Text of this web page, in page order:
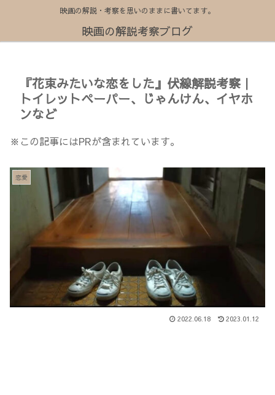
映画の解説・考察を思いのままに書いてます。
映画の解説考察ブログ
『花束みたいな恋をした』伏線解説考察｜
トイレットペーパー、じゃんけん、イヤホ
ンなど
※この記事にはPRが含まれています。
恋愛
2022.06.18 2023.01.12